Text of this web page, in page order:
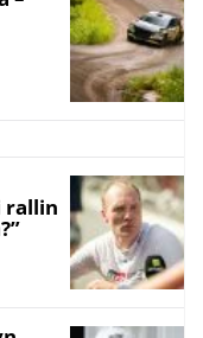
rallin